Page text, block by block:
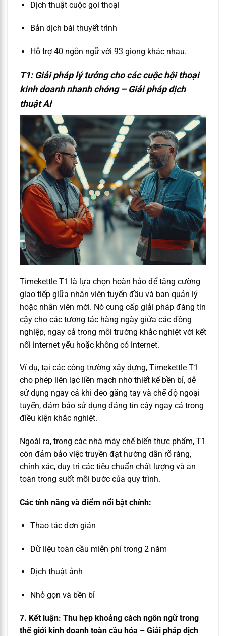
Dịch thuật cuộc gọi thoại
Bản dịch bài thuyết trình
Hỗ trợ 40 ngôn ngữ với 93 giọng khác nhau.
T1: Giải pháp lý tưởng cho các cuộc hội thoại
kinh doanh nhanh chóng – Giải pháp dịch
thuật AI
Timekettle T1 là lựa chọn hoàn hảo để tăng cường
giao tiếp giữa nhân viên tuyến đầu và ban quản lý
hoặc nhân viên mới. Nó cung cấp giải pháp đáng tin
cậy cho các tương tác hàng ngày giữa các đồng
nghiệp, ngay cả trong môi trường khắc nghiệt với kết
nối internet yếu hoặc không có internet.
Ví dụ, tại các công trường xây dựng, Timekettle T1
cho phép liên lạc liền mạch nhờ thiết kế bền bỉ, dễ
sử dụng ngay cả khi đeo găng tay và chế độ ngoại
tuyến, đảm bảo sử dụng đáng tin cậy ngay cả trong
điều kiện khắc nghiệt.
Ngoài ra, trong các nhà máy chế biến thực phẩm, T1
còn đảm bảo việc truyền đạt hướng dẫn rõ ràng,
chính xác, duy trì các tiêu chuẩn chất lượng và an
toàn trong suốt mỗi bước của quy trình.
Các tính năng và điểm nổi bật chính:
Thao tác đơn giản
Dữ liệu toàn cầu miễn phí trong 2 năm
Dịch thuật ảnh
Nhỏ gọn và bền bỉ
7. Kết luận: Thu hẹp khoảng cách ngôn ngữ trong
thế giới kinh doanh toàn cầu hóa – Giải pháp dịch